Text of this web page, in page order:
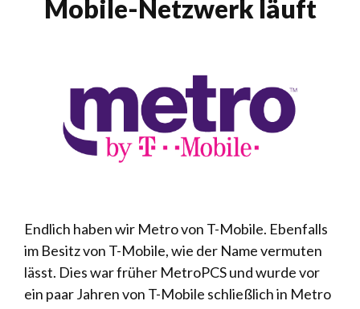
Mobile-Netzwerk läuft
Endlich haben wir Metro von T-Mobile. Ebenfalls
im Besitz von T-Mobile, wie der Name vermuten
lässt. Dies war früher MetroPCS und wurde vor
ein paar Jahren von T-Mobile schließlich in Metro